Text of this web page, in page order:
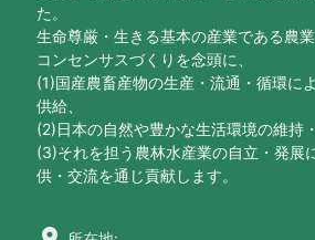
た。
生命尊厳・生きる基本の産業である農
コンセンサスづくりを念頭に、
(1)国産農畜産物の生産・流通・循環に
供給、
(2)日本の自然や豊かな生活環境の維持
(3)それを担う農林水産業の自立・発展
供・交流を通じ貢献します。